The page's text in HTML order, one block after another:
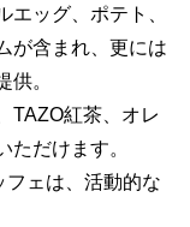
エッグ、ポテト、
が含まれ、更には
供。
TAZO紅茶、オレ
ただけます。
フェは、活動的な